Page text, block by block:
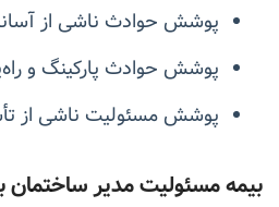
پوشش حوادث ناشی از
پوشش حوادث پارکینگ و
پوشش مسئولیت ناشی از
بیمه مسئولیت مدیر